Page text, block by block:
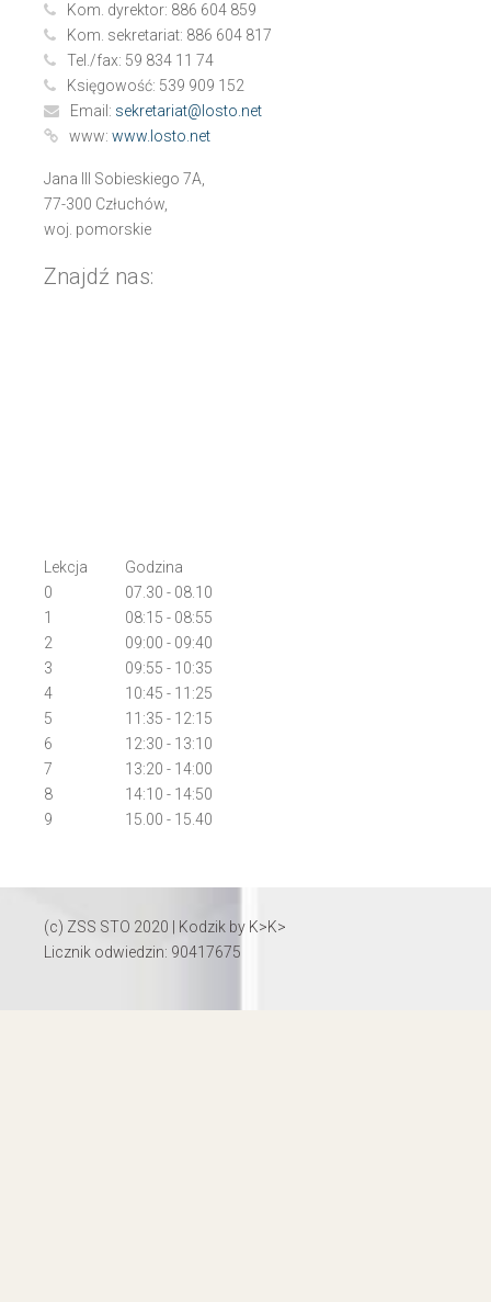
Kom. dyrektor: 886 604 859
Kom. sekretariat: 886 604 817
Tel./fax: 59 834 11 74
Księgowość: 539 909 152
Email: sekretariat@losto.net
www: www.losto.net
Jana III Sobieskiego 7A,
77-300 Człuchów,
woj. pomorskie
Znajdź nas:
Lekcja
0
1
2
3
4
5
6
7
8
9
Godzina
07.30 - 08.10
08:15 - 08:55
09:00 - 09:40
09:55 - 10:35
10:45 - 11:25
11:35 - 12:15
12:30 - 13:10
13:20 - 14:00
14:10 - 14:50
15.00 - 15.40
(c) ZSS STO 2020 | Kodzik by K>K>
Licznik odwiedzin: 90417675